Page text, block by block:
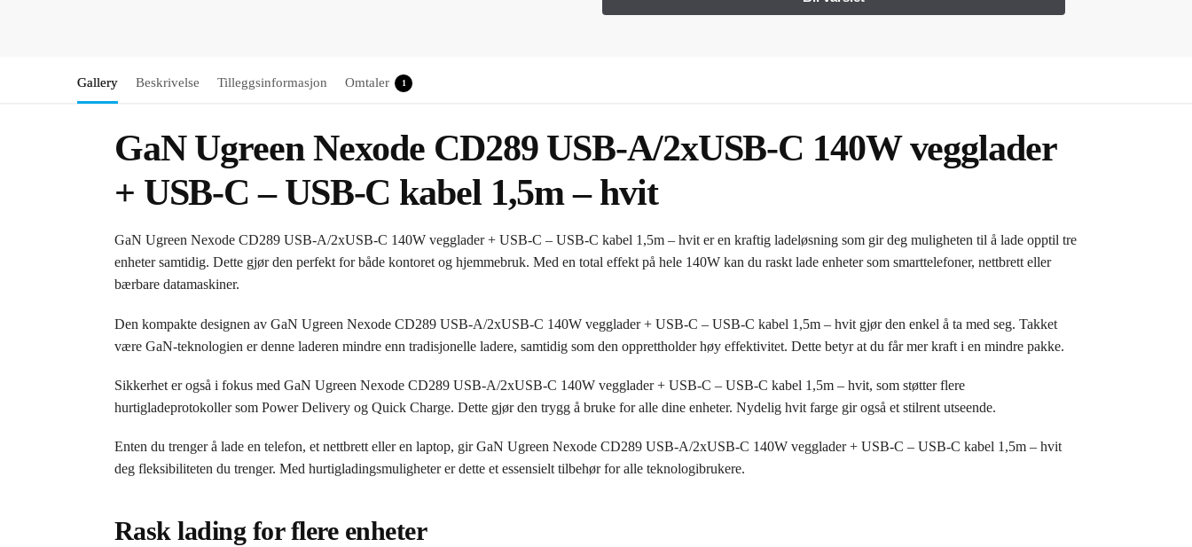
Gallery Beskrivelse Tilleggsinformasjon Omtaler 1
GaN Ugreen Nexode CD289 USB-A/2xUSB-C 140W vegglader
+ USB-C – USB-C kabel 1,5m – hvit
GaN Ugreen Nexode CD289 USB-A/2xUSB-C 140W vegglader + USB-C – USB-C kabel 1,5m – hvit er en kraftig ladeløsning som gir deg muligheten til å lade opptil tre
enheter samtidig. Dette gjør den perfekt for både kontoret og hjemmebruk. Med en total effekt på hele 140W kan du raskt lade enheter som smarttelefoner, nettbrett eller
bærbare datamaskiner.
Den kompakte designen av GaN Ugreen Nexode CD289 USB-A/2xUSB-C 140W vegglader + USB-C – USB-C kabel 1,5m – hvit gjør den enkel å ta med seg. Takket
være GaN-teknologien er denne laderen mindre enn tradisjonelle ladere, samtidig som den opprettholder høy effektivitet. Dette betyr at du får mer kraft i en mindre pakke.
Sikkerhet er også i fokus med GaN Ugreen Nexode CD289 USB-A/2xUSB-C 140W vegglader + USB-C – USB-C kabel 1,5m – hvit, som støtter flere
hurtigladeprotokoller som Power Delivery og Quick Charge. Dette gjør den trygg å bruke for alle dine enheter. Nydelig hvit farge gir også et stilrent utseende.
Enten du trenger å lade en telefon, et nettbrett eller en laptop, gir GaN Ugreen Nexode CD289 USB-A/2xUSB-C 140W vegglader + USB-C – USB-C kabel 1,5m – hvit
deg fleksibiliteten du trenger. Med hurtigladingsmuligheter er dette et essensielt tilbehør for alle teknologibrukere.
Rask lading for flere enheter